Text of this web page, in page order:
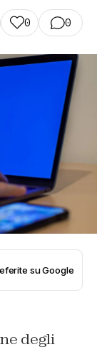
0 0
su Google
degli